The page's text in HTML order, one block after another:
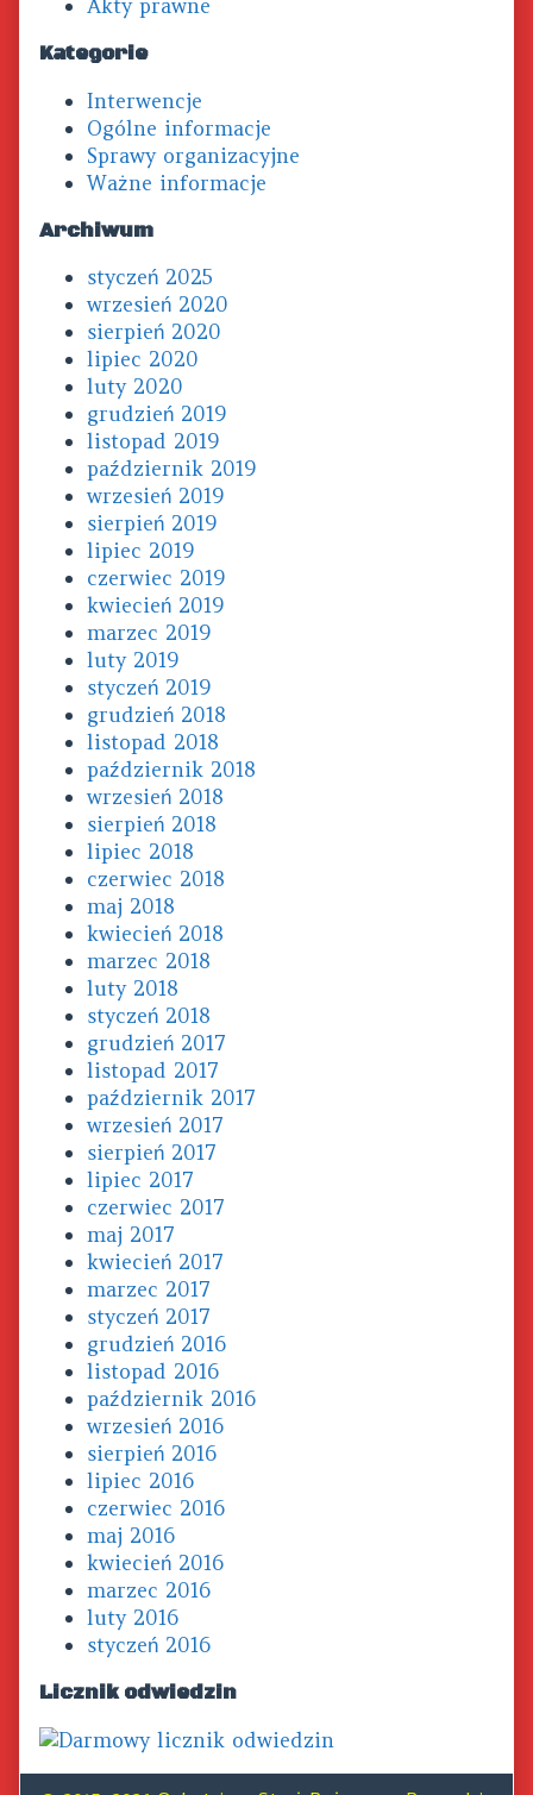
Akty prawne
Kategorie
Interwencje
Ogólne informacje
Sprawy organizacyjne
Ważne informacje
Archiwum
styczeń 2025
wrzesień 2020
sierpień 2020
lipiec 2020
luty 2020
grudzień 2019
listopad 2019
październik 2019
wrzesień 2019
sierpień 2019
lipiec 2019
czerwiec 2019
kwiecień 2019
marzec 2019
luty 2019
styczeń 2019
grudzień 2018
listopad 2018
październik 2018
wrzesień 2018
sierpień 2018
lipiec 2018
czerwiec 2018
maj 2018
kwiecień 2018
marzec 2018
luty 2018
styczeń 2018
grudzień 2017
listopad 2017
październik 2017
wrzesień 2017
sierpień 2017
lipiec 2017
czerwiec 2017
maj 2017
kwiecień 2017
marzec 2017
styczeń 2017
grudzień 2016
listopad 2016
październik 2016
wrzesień 2016
sierpień 2016
lipiec 2016
czerwiec 2016
maj 2016
kwiecień 2016
marzec 2016
luty 2016
styczeń 2016
Licznik odwiedzin